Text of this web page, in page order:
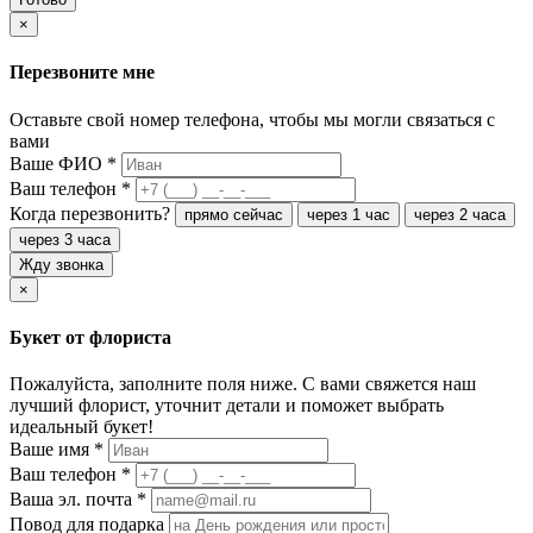
×
Перезвоните мне
Оставьте свой номер телефона, чтобы мы могли связаться с
вами
Ваше ФИО *
Ваш телефон *
Когда перезвонить?
прямо сейчас через 1 час
через 2 часа
через 3 часа
Жду звонка
×
Букет от флориста
Пожалуйста, заполните поля ниже. С вами свяжется наш
лучший флорист, уточнит детали и поможет выбрать
идеальный букет!
Ваше имя *
Ваш телефон *
Ваша эл. почта *
Повод для подарка